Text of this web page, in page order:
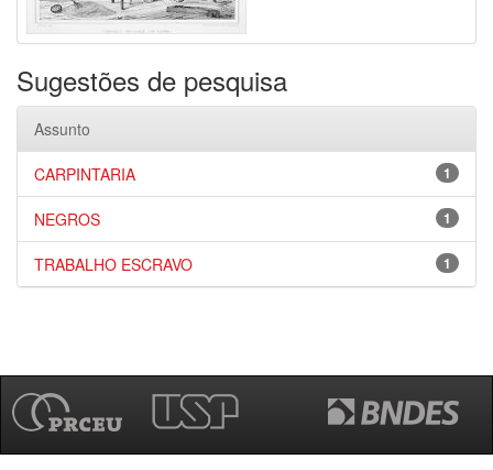
Sugestões de pesquisa
Assunto
1
CARPINTARIA
1
NEGROS
1
TRABALHO ESCRAVO